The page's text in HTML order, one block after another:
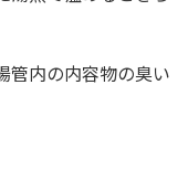
管内の内容物の臭い